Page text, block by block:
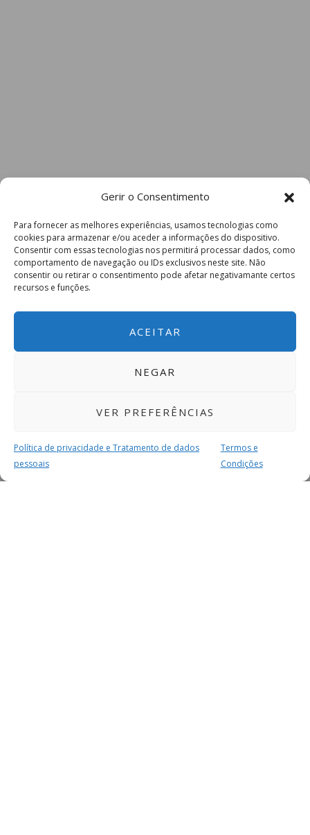
Gerir o Consentimento
Para fornecer as melhores experiências, usamos tecnologias como
cookies para armazenar e/ou aceder a informações do dispositivo.
Consentir com essas tecnologias nos permitirá processar dados, como
comportamento de navegação ou IDs exclusivos neste site. Não
consentir ou retirar o consentimento pode afetar negativamante certos
recursos e funções.
ACEITAR
NEGAR
VER PREFERÊNCIAS
Política de privacidade e Tratamento de dados
pessoais
Termos e
Condições